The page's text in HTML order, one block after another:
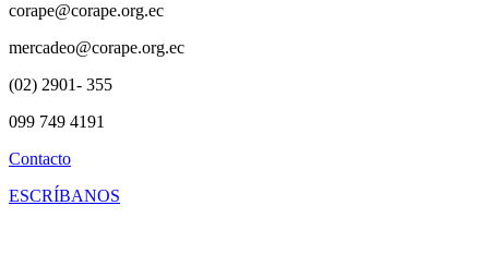
corape@corape.org.ec
mercadeo@corape.org.ec
(02) 2901- 355
099 749 4191
Contacto
ESCRÍBANOS